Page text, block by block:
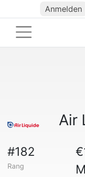
Anmelden
Air
#182
Rang